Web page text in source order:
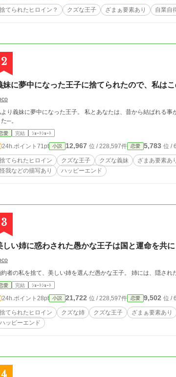
捨てられたヒロイン？ クズな王子 ざまぁ要素あり 自業自
2
妹に夢中になった王子に捨てられたので、私は
り義妹に夢中になった王子。 私とあなたは、昔から結ばれる
─。
愛 完結 ｼｮｰﾄｼｮｰﾄ
24h.ポイント 71pt 小説 12,967 位 / 228,597件 恋愛 5,783 位 /
捨てられたヒロイン クズな王子 クズな義妹 ざまあ要素あ
怪我などの描写あり
ハッピーエンド
3
しい姉に惑わされた愚かな王子は国と運命を共
者の私を捨て、美しい姉を選んだ愚かな王子。 姉には、隠され
愛 完結 ｼｮｰﾄｼｮｰﾄ
24h.ポイント 28pt 小説 21,722 位 / 228,597件 恋愛 9,502 位 /
捨てられたヒロイン クズな姉 クズな王子 ざまぁ要素あり
ハッピーエンド
4